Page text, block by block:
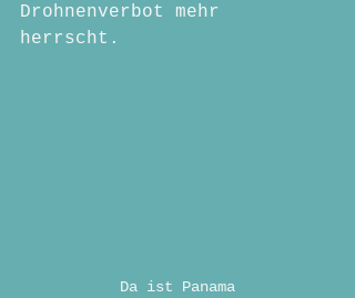
Drohnenverbot mehr
herrscht.
Da ist Panama